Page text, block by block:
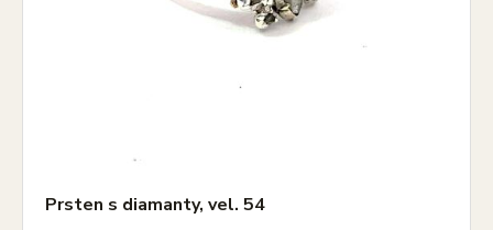
Prsten s diamanty, vel. 54